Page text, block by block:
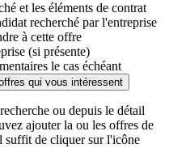
et les éléments de contrat
recherché par l'entreprise
à cette offre
(si présente)
le cas échéant
qui vous intéressent
ou depuis le détail
ajouter la ou les offres de
suffit de cliquer sur l'icône